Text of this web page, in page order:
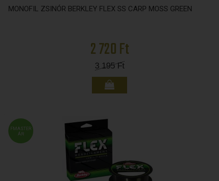
MONOFIL ZSINÓR BERKLEY FLEX SS CARP MOSS GREEN
2 720 Ft
3 195Ft
FMASTER
ÁR